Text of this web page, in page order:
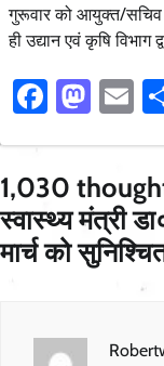
गुरूवार को आयुक्त/
ही उद्यान एवं कृषि
1,030
स्वास्थ्य मंत्री
मार्च को